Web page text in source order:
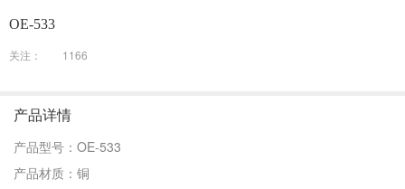
OE-533
关注：
1166
产品详情
产品型号：OE-533
产品材质：铜